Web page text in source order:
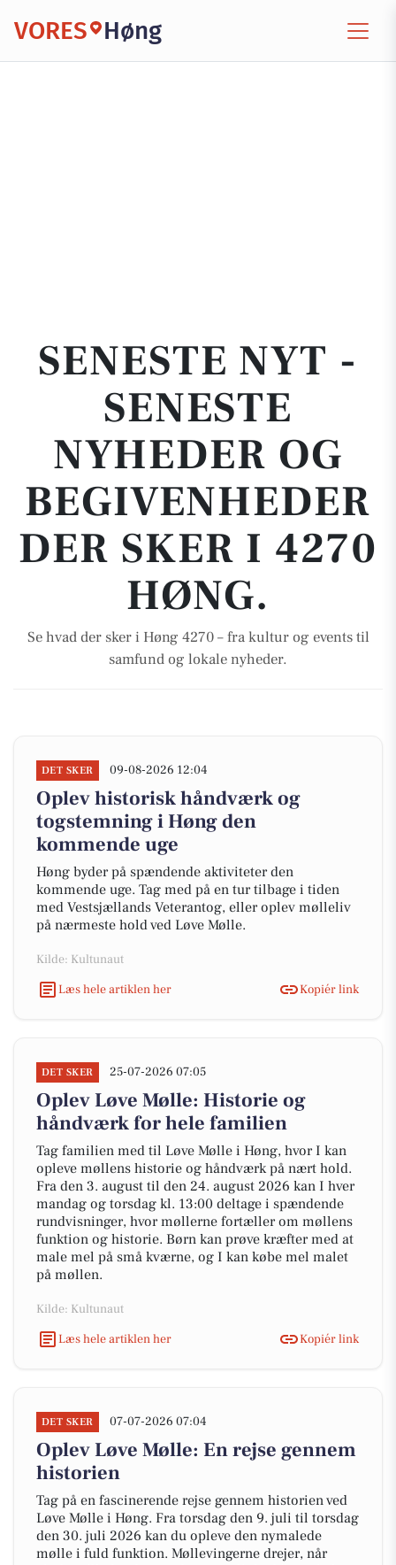
VORES Høng
SENESTE NYT -
SENESTE
NYHEDER OG
BEGIVENHEDER
DER SKER I 4270
HØNG.
Se hvad der sker i Høng 4270 – fra kultur og events til
samfund og lokale nyheder.
DET SKER 09-08-2026 12:04
Oplev historisk håndværk og
togstemning i Høng den
kommende uge
Høng byder på spændende aktiviteter den
kommende uge. Tag med på en tur tilbage i tiden
med Vestsjællands Veterantog, eller oplev mølleliv
på nærmeste hold ved Løve Mølle.
Kilde: Kultunaut
Læs hele artiklen her
Kopiér link
DET SKER 25-07-2026 07:05
Oplev Løve Mølle: Historie og
håndværk for hele familien
Tag familien med til Løve Mølle i Høng, hvor I kan
opleve møllens historie og håndværk på nært hold.
Fra den 3. august til den 24. august 2026 kan I hver
mandag og torsdag kl. 13:00 deltage i spændende
rundvisninger, hvor møllerne fortæller om møllens
funktion og historie. Børn kan prøve kræfter med at
male mel på små kværne, og I kan købe mel malet
på møllen.
Kilde: Kultunaut
Læs hele artiklen her
Kopiér link
DET SKER 07-07-2026 07:04
Oplev Løve Mølle: En rejse gennem
historien
Tag på en fascinerende rejse gennem historien ved
Løve Mølle i Høng. Fra torsdag den 9. juli til torsdag
den 30. juli 2026 kan du opleve den nymalede
mølle i fuld funktion. Møllevingerne drejer, når